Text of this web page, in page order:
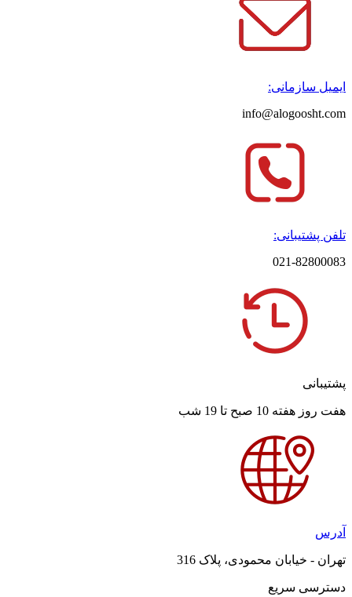
ایمیل سازمانی:
info@alogoosht.com
تلفن پشتیبانی:
021-82800083
پشتیبانی
هفت روز هفته 10 صبح تا 19 شب
آدرس
تهران - خیابان محمودی، پلاک 316
دسترسی سریع